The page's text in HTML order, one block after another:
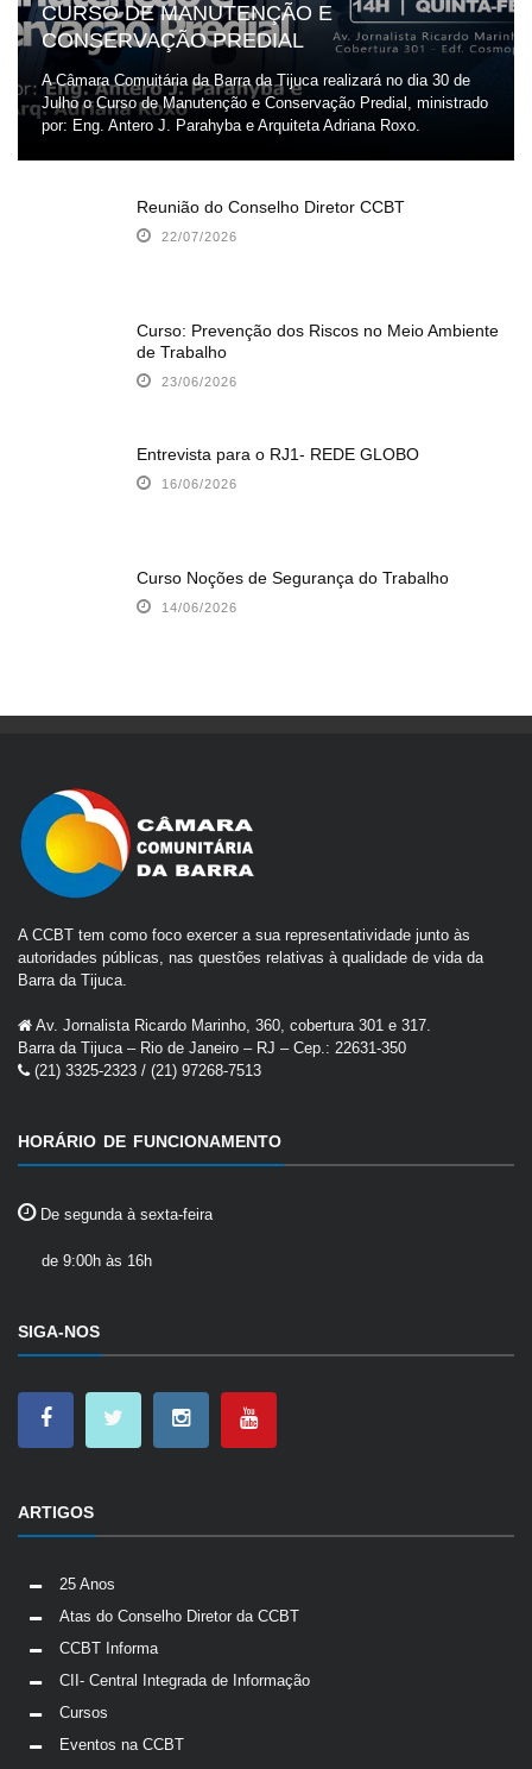
CURSO DE MANUTENÇÃO E
CONSERVAÇÃO PREDIAL
A Câmara Comuitária da Barra da Tijuca realizará no dia 30 de
Julho o Curso de Manutenção e Conservação Predial, ministrado
por: Eng. Antero J. Parahyba e Arquiteta Adriana Roxo.
Reunião do Conselho Diretor CCBT
22/07/2026
Curso: Prevenção dos Riscos no Meio Ambiente
de Trabalho
23/06/2026
Entrevista para o RJ1- REDE GLOBO
16/06/2026
Curso Noções de Segurança do Trabalho
14/06/2026
A CCBT tem como foco exercer a sua representatividade junto às
autoridades públicas, nas questões relativas à qualidade de vida da
Barra da Tijuca.
Av. Jornalista Ricardo Marinho, 360, cobertura 301 e 317.
Barra da Tijuca – Rio de Janeiro – RJ – Cep.: 22631-350
(21) 3325-2323 / (21) 97268-7513
HORÁRIO DE FUNCIONAMENTO
De segunda à sexta-feira
de 9:00h às 16h
SIGA-NOS
ARTIGOS
25 Anos
Atas do Conselho Diretor da CCBT
CCBT Informa
CII- Central Integrada de Informação
Cursos
Eventos na CCBT